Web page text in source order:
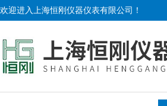
欢迎进入上海恒刚仪器仪表有限公司！